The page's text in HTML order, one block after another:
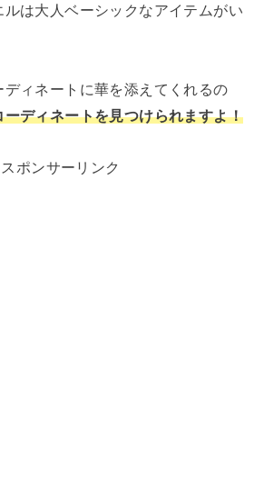
は大人ベーシックなアイテムがい
ディネートに華を添えてくれるの
ーディネートを見つけられますよ！
スポンサーリンク